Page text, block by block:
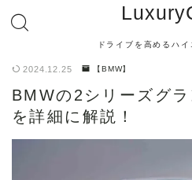
ドライブを高めるハ
【TOYOTA】
2024.12.25 【BMW】
BMWの2シリーズグ
を詳細に解説！